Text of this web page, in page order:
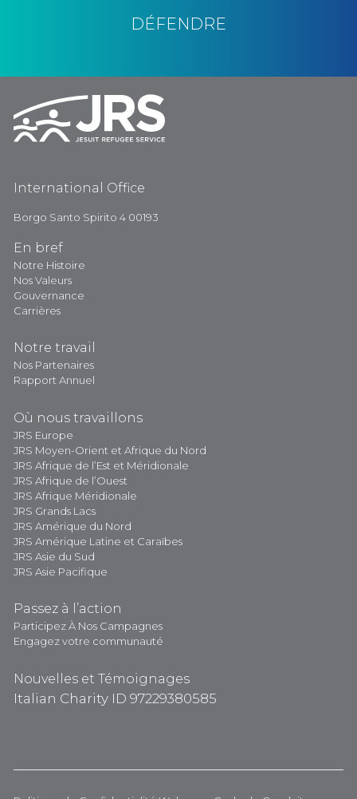
DÉFENDRE
International Office
Borgo Santo Spirito 4 00193
En bref
Notre Histoire
Nos Valeurs
Gouvernance
Carrières
Notre travail
Nos Partenaires
Rapport Annuel
Où nous travaillons
JRS Europe
JRS Moyen-Orient et Afrique du Nord
JRS Afrique de l’Est et Méridionale
JRS Afrique de l’Ouest
JRS Afrique Méridionale
JRS Grands Lacs
JRS Amérique du Nord
JRS Amérique Latine et Caraïbes
JRS Asie du Sud
JRS Asie Pacifique
Passez à l’action
Participez À Nos Campagnes
Engagez votre communauté
Nouvelles et Témoignages
Italian Charity ID 97229380585